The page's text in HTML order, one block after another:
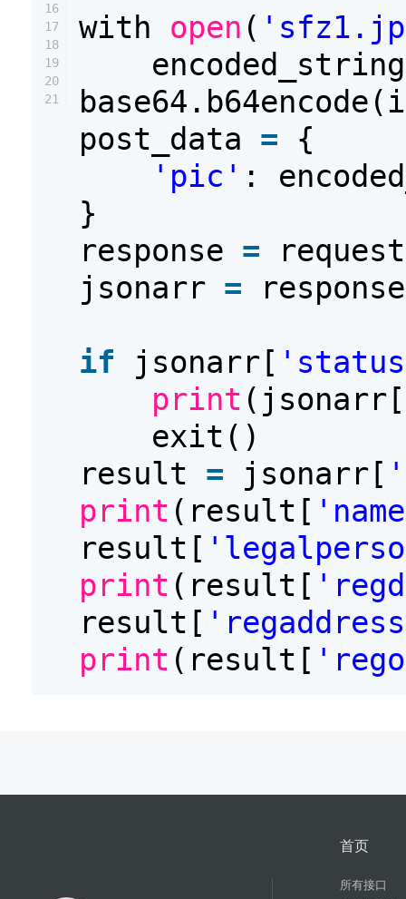
16
17
18
19
20
21
with open (
post_data = {
'pic' :
}
response =
jsonarr =
if jsonarr[
print (jsonarr[
exit()
result = jsonarr[
print (result[
result[
print (result[
result[
print (result[
首页
所有接口